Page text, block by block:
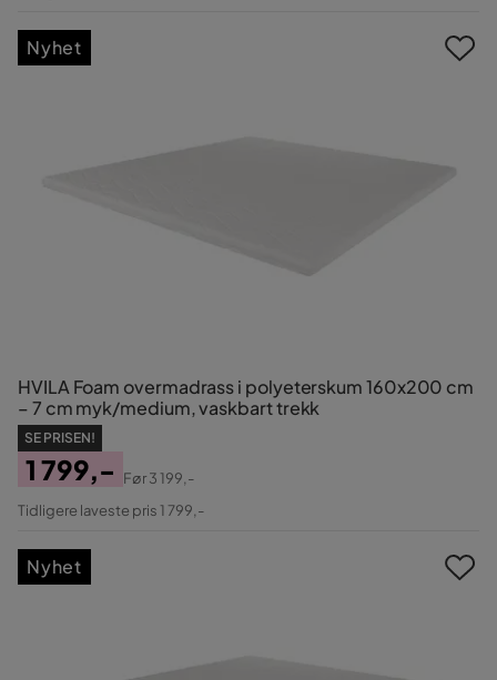
HVILA Foam overmadrass i polyeterskum 160x200 cm
– 7 cm myk/medium, vaskbart trekk
SE PRISEN!
Pris
1 799,-
Original
Før3 199,-
Tidligere laveste pris 1 799,-
Nyhet
Nyhet